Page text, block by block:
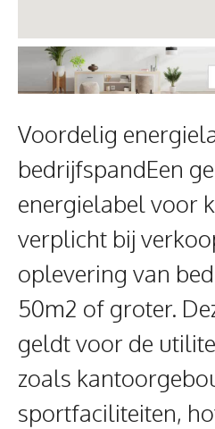
Voordelig
bedrijfspandEen
energielabel voor
verplicht bij
oplevering van
50m2 of groter.
geldt voor de
zoals
sportfaciliteiten,